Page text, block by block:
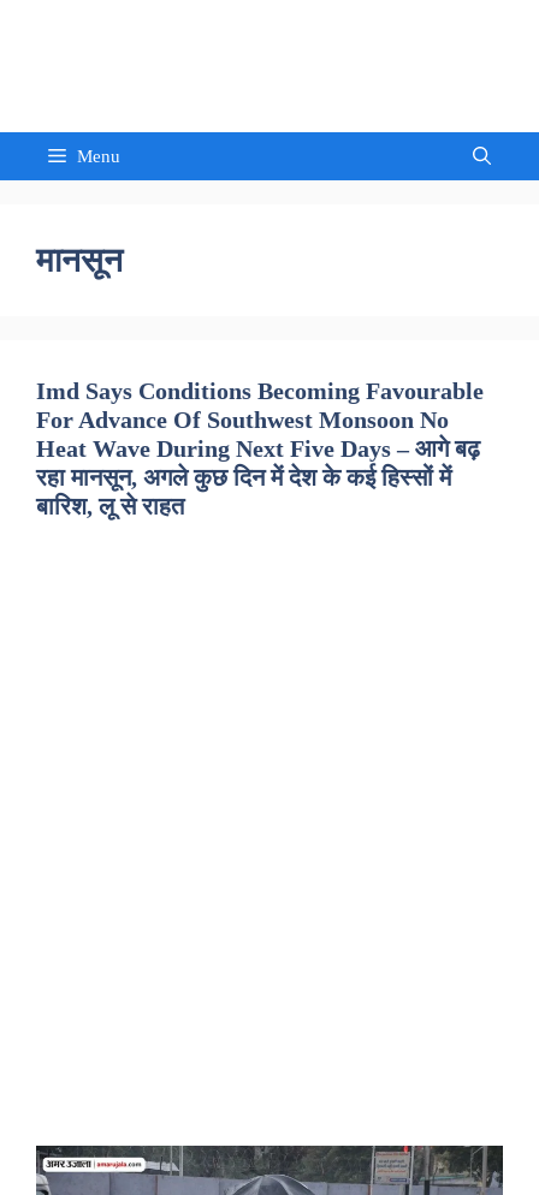
Menu
मानसून
Imd Says Conditions Becoming Favourable
For Advance Of Southwest Monsoon No
Heat Wave During Next Five Days – आगे बढ़
रहा मानसून, अगले कुछ दिन में देश के कई हिस्सों में
बारिश, लू से राहत